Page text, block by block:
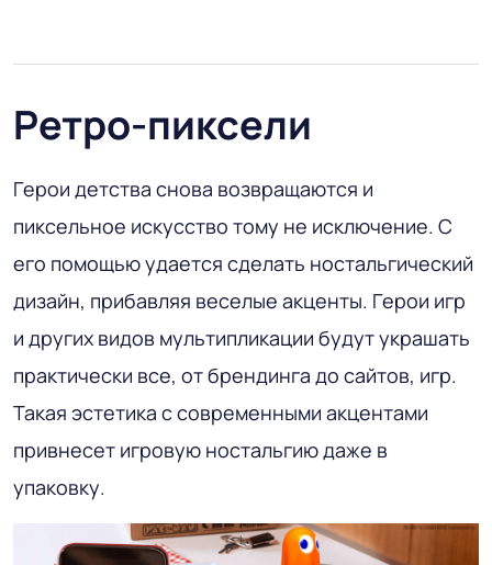
Ретро-пиксели
Герои детства снова возвращаются и
пиксельное искусство тому не исключение. С
его помощью удается сделать ностальгический
дизайн, прибавляя веселые акценты. Герои игр
и других видов мультипликации будут украшать
практически все, от брендинга до сайтов, игр.
Такая эстетика с современными акцентами
привнесет игровую ностальгию даже в
упаковку.